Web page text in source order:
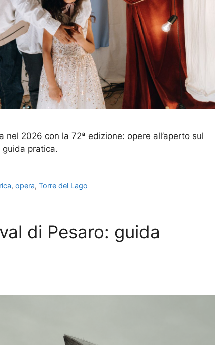
nel 2026 con la 72ª edizione: opere all’aperto sul
guida pratica.
,opera,Torre del Lago
di Pesaro: guida